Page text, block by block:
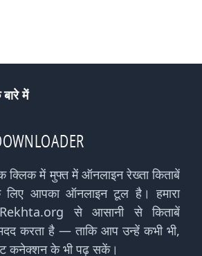
में
क्लिक में मुफ्त में ऑनलाइन रेख्ता किताबें
आपका ऑनलाइन टूल है। हमारा
Rekhta.org से आसानी से किताबें
करता है — ताकि आप उन्हें कभी भी,
कनेक्शन के भी पढ़ सकें।